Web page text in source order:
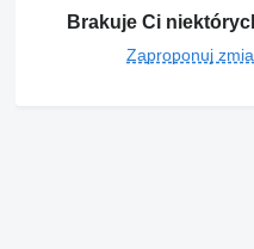
Brakuje Ci
Zaproponuj